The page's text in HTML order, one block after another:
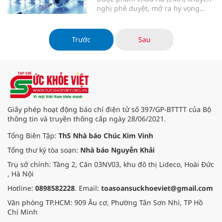
nghị phê duyệt, mở ra hy vọng
trên toàn cầu.
Trước
Sau
Giấy phép hoạt động báo chí điện tử số 397/GP-BTTTT của Bộ
thông tin và truyền thông cấp ngày 28/06/2021.
Tổng Biên Tập: ThS Nhà báo Chúc Kim Vinh
Tổng thư ký tòa soạn: Nhà báo Nguyễn Khải
Trụ sở chính: Tầng 2, Căn 03NV03, khu đô thị Lideco, Hoài Đức
, Hà Nội
Hotline: 0898582228. Email: toasoansuckhoeviet@gmail.com
Văn phòng TP.HCM: 909 Âu cơ, Phường Tân Sơn Nhì, TP Hồ
Chí Minh